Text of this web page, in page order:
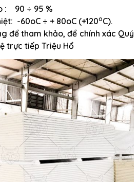
: 90 ÷ 95 %
-60oC ÷ + 80oC (+120oC).
để tham khảo, để chính xác Quý
trực tiếp Triệu Hổ